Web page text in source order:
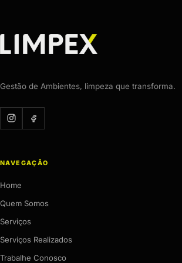
Gestão de Ambientes, limpeza que transforma.
NAVEGAÇÃO
Home
Quem Somos
Serviços
Serviços Realizados
Trabalhe Conosco